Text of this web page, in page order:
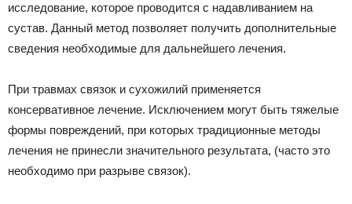
исследование, которое проводится с надавливанием на
сустав. Данный метод позволяет получить дополнительные
сведения необходимые для дальнейшего лечения.
При травмах связок и сухожилий применяется
консервативное лечение. Исключением могут быть тяжелые
формы повреждений, при которых традиционные методы
лечения не принесли значительного результата, (часто это
необходимо при разрыве связок).